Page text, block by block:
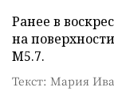
Ранее в
на
M5.7.
Текст: Мария